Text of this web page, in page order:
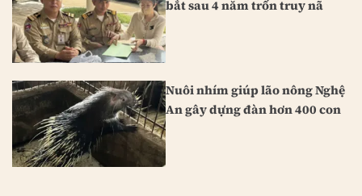
bắt sau 4 năm trốn truy nã
Nuôi nhím giúp lão nông Nghệ
An gây dựng đàn hơn 400 con